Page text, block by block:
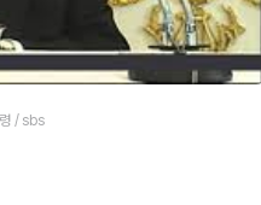
/ sbs